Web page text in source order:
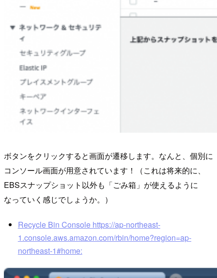
ボタンをクリックすると画面が遷移します。なんと、個別に
コンソール画面が用意されています！（これは将来的に、
EBSスナップショット以外も「ごみ箱」が使えるように
なっていく感じでしょうか。）
Recycle Bin Console https://ap-northeast-
1.console.aws.amazon.com/rbin/home?region=ap-
northeast-1#home: